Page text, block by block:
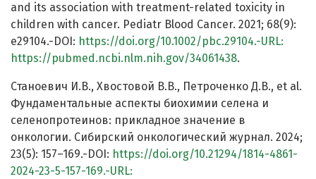
and its association with treatment-related toxicity in
children with cancer. Pediatr Blood Cancer. 2021; 68(9):
e29104.-DOI: https://doi.org/10.1002/pbc.29104.-URL:
https://pubmed.ncbi.nlm.nih.gov/34061438.
Станоевич И.В., Хвостовой В.В., Петроченко Д.В., et al.
Фундаментальные аспекты биохимии селена и
селенопротеинов: прикладное значение в
онкологии. Сибирский онкологический журнал. 2024;
23(5): 157–169.-DOI: https://doi.org/10.21294/1814-4861-
2024-23-5-157-169.-URL: